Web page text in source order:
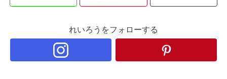
れいろうをフォローする